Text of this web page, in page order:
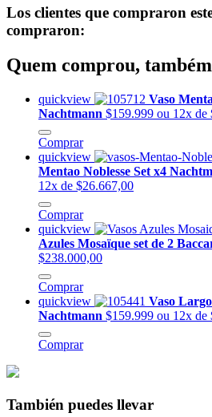
Los clientes que compraron
compraron:
Quem comprou,
quickview
Vaso
Nachtmann $159.999 ou 12x de
Comprar
quickview
Mentao Noblesse Set x4
12x de $26.667,00
Comprar
quickview
Azules Mosaïque set de 2
$238.000,00
Comprar
quickview
Vaso
Nachtmann $159.999 ou 12x de
Comprar
También puedes llevar